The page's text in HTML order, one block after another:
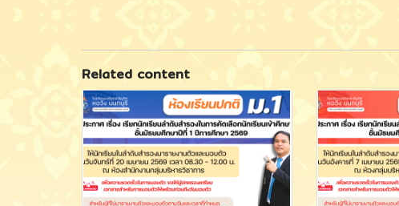
Related content